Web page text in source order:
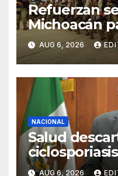
Refuerzan
Michoacán
AUG 6, 2026
NACIONAL
Salud
confirma 33
AUG 6, 2026